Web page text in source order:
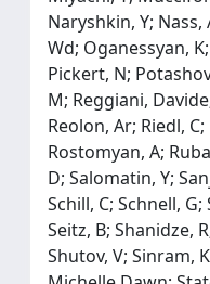
Naryshkin, Y;
Wd; Oganessyan,
Pickert, N;
M; Reggiani,
Reolon, Ar; Riedl,
Rostomyan, A;
D; Salomatin, Y;
Schill, C; Schnell, G;
Seitz, B; Shanidze,
Shutov, V; Sinram,